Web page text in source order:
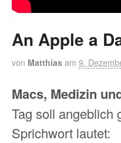
An Apple a
von Matthias am 9.
Macs, Medizin
Tag soll angeblich
Sprichwort lautet: